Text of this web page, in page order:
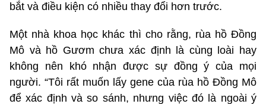
bắt và điều kiện có nhiều thay đổi hơn trước.
Một nhà khoa học khác thì cho rằng, rùa hồ Đồng
Mô và hồ Gươm chưa xác định là cùng loài hay
không nên khó nhận được sự đồng ý của mọi
người. “Tôi rất muốn lấy gene của rùa hồ Đồng Mô
để xác định và so sánh, nhưng việc đó là ngoài ý